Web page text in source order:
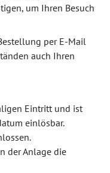
um Ihren Besuch
per E-Mail
auch Ihren
Eintritt und ist
einlösbar.
der Anlage die